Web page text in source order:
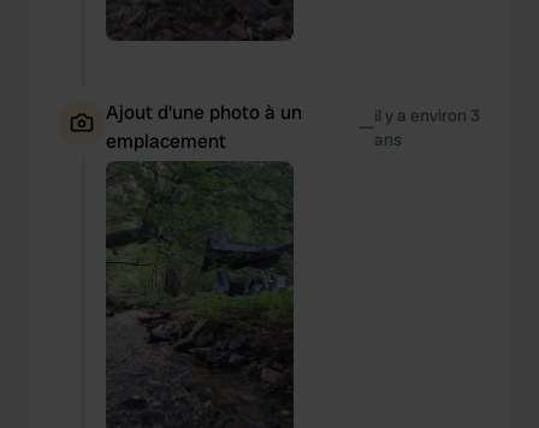
We also share information about your use of our site with
our social media, advertising and analytics partners who
of their services.Ajout d'une photo à un
emplacement
—il y a environ 3
ans